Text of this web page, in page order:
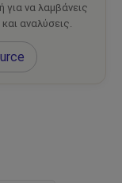
να λαμβάνεις
αναλύσεις.